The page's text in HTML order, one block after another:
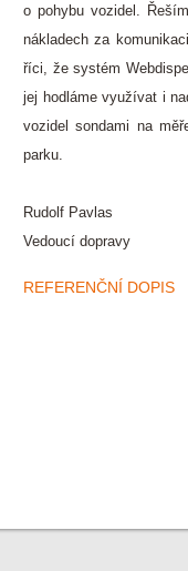
o pohybu vozidel.
nákladech za
říci, že systém
jej hodláme využívat i
vozidel sondami na
parku.
Rudolf Pavlas
Vedoucí dopravy
REFERENČNÍ DOPIS